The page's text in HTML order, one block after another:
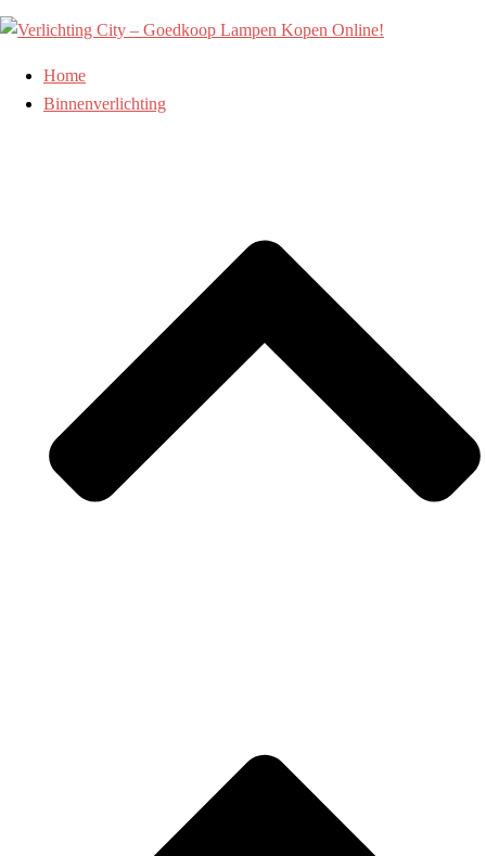
Ga
naar
inhoud
Home
Binnenverlichting